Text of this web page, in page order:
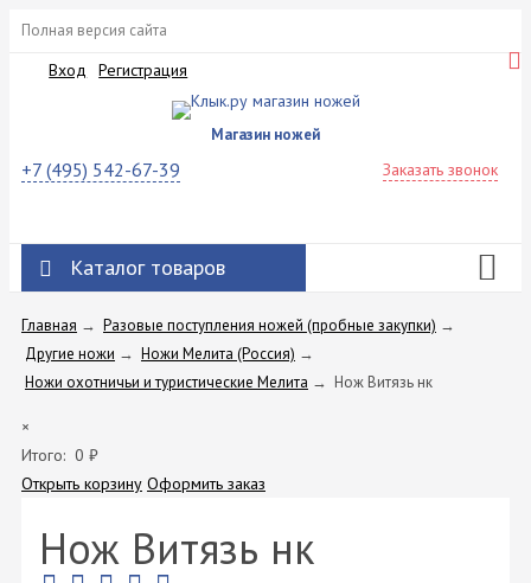
Полная версия сайта
Вход Регистрация
Магазин ножей
+7 (495) 542-67-39 Заказать звонок
Каталог товаров
Главная → Разовые поступления ножей (пробные закупки) →
Другие ножи → Ножи Мелита (Россия) →
Ножи охотничьи и туристические Мелита → Нож Витязь нк
×
Итого: 0 ₽
Открыть корзину Оформить заказ
Нож Витязь нк